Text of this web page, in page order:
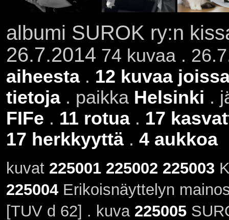
albumi SUROK ry:n
26.7.2014 74 kuvaa .
aiheesta. 12 kuvaa
tietoja. paikka Helsinki .
FIFe . 11 rotua. 17
17 herkkyyttä. 4 aukkoa
kuvat 225001 225002 225003
225004Erikoisnäyttelyn
[TUV d 62] . kuva 225005